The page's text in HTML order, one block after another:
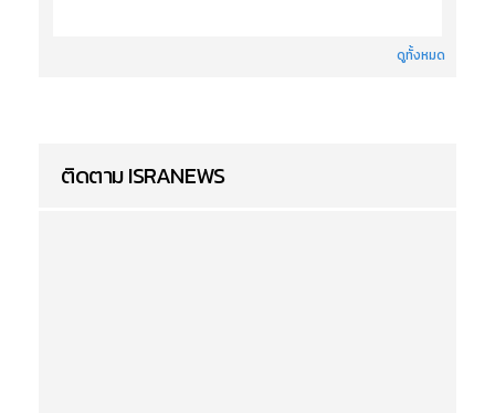
ดูทั้งหมด
ติดตาม ISRANEWS